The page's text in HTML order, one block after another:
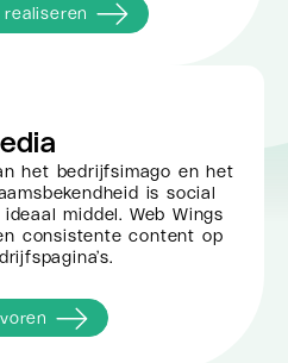
het bedrijfsimago en het
is social
middel. Web Wings
consistente content op